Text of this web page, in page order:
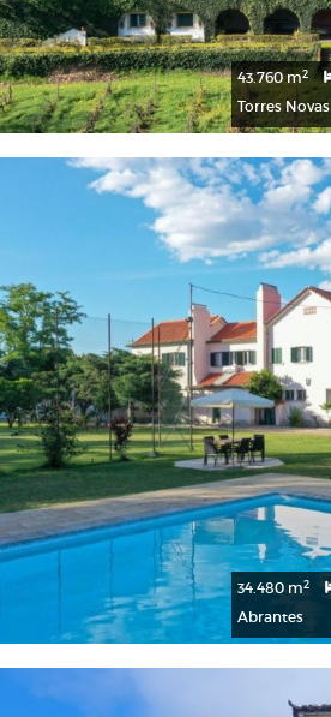
43.760 m2
Torres Novas
34.480 m2
Abrantes